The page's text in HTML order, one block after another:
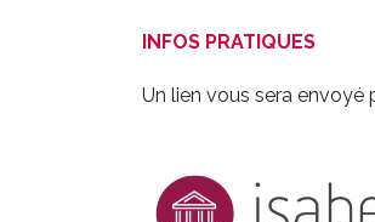
INFOS PRATIQUES
Un lien vous sera envoyé